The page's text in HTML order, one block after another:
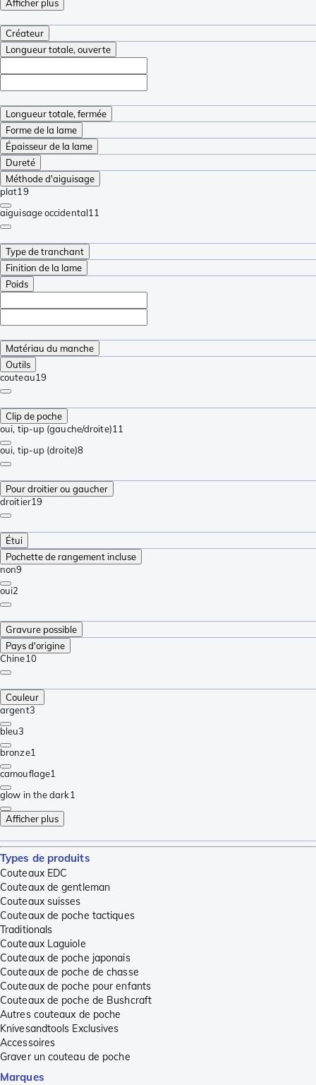
Afficher plus
Créateur
Longueur totale, ouverte
Longueur totale, fermée
Forme de la lame
Épaisseur de la lame
Dureté
Méthode d'aiguisage
plat19
aiguisage occidental11
Type de tranchant
Finition de la lame
Poids
Matériau du manche
Outils
couteau19
Clip de poche
oui, tip-up (gauche/droite)11
oui, tip-up (droite)8
Pour droitier ou gaucher
droitier19
Étui
Pochette de rangement incluse
non9
oui2
Gravure possible
Pays d'origine
Chine10
Couleur
argent3
bleu3
bronze1
camouflage1
glow in the dark1
Afficher plus
Types de produits
Couteaux EDC
Couteaux de gentleman
Couteaux suisses
Couteaux de poche tactiques
Traditionals
Couteaux Laguiole
Couteaux de poche japonais
Couteaux de poche de chasse
Couteaux de poche pour enfants
Couteaux de poche de Bushcraft
Autres couteaux de poche
Knivesandtools Exclusives
Accessoires
Graver un couteau de poche
Marques